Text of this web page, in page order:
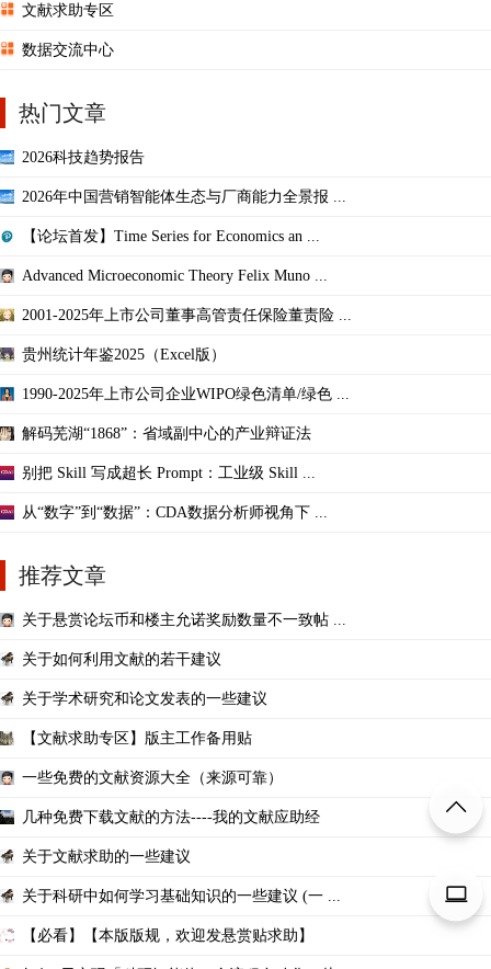
文献求助专区
数据交流中心
热门文章
2026科技趋势报告
2026年中国营销智能体生态与厂商能力全景报 ...
【论坛首发】Time Series for Economics an ...
Advanced Microeconomic Theory Felix Muno ...
2001-2025年上市公司董事高管责任保险董责险 ...
贵州统计年鉴2025（Excel版）
1990-2025年上市公司企业WIPO绿色清单/绿色 ...
解码芜湖“1868”：省域副中心的产业辩证法
别把 Skill 写成超长 Prompt：工业级 Skill ...
从“数字”到“数据”：CDA数据分析师视角下 ...
推荐文章
关于悬赏论坛币和楼主允诺奖励数量不一致帖 ...
关于如何利用文献的若干建议
关于学术研究和论文发表的一些建议
【文献求助专区】版主工作备用贴
一些免费的文献资源大全（来源可靠）
几种免费下载文献的方法----我的文献应助经
关于文献求助的一些建议
关于科研中如何学习基础知识的一些建议 (一 ...
【必看】【本版版规，欢迎发悬赏贴求助】